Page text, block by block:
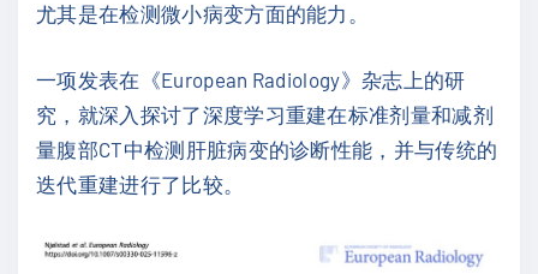
尤其是在检测微小病变方面的能力。
一项发表在《European Radiology》杂志上的研
究，就深入探讨了深度学习重建在标准剂量和减剂
量腹部CT中检测肝脏病变的诊断性能，并与传统的
迭代重建进行了比较。